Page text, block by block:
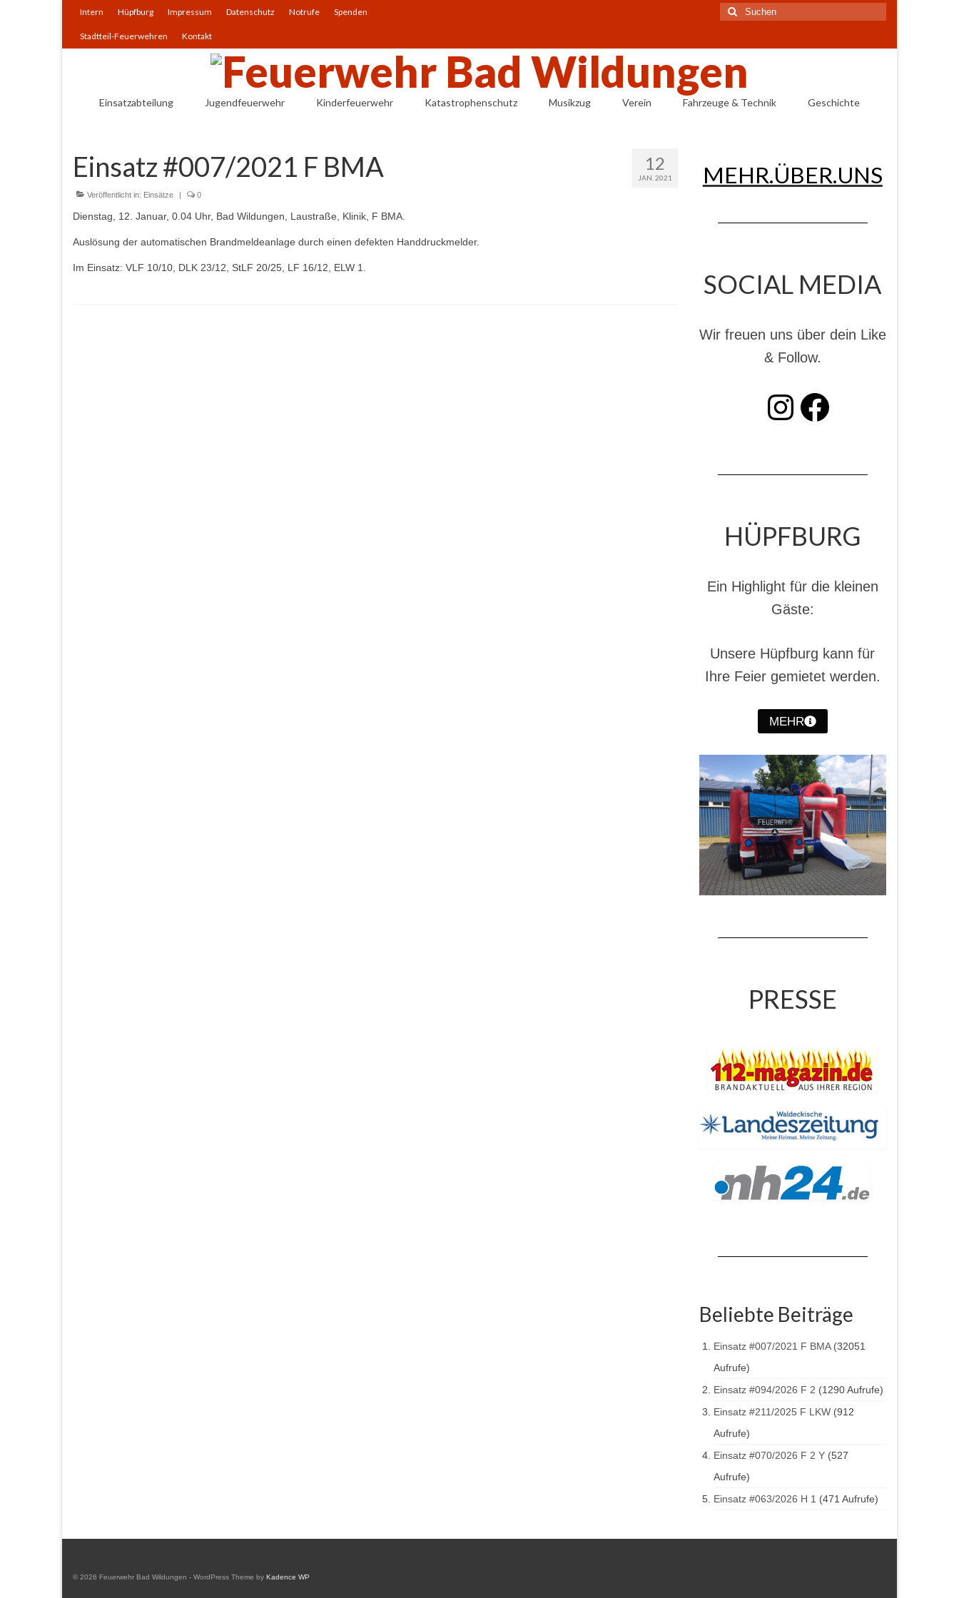
Intern Hüpfburg Impressum Datenschutz Notrufe Spenden
Stadtteil-Feuerwehren Kontakt
Suchen
nach:
Einsatzabteilung Jugendfeuerwehr Kinderfeuerwehr Katastrophenschutz Musikzug Verein Fahrzeuge & Technik Geschichte
12
JAN. 2021
Einsatz #007/2021 F BMA
Veröffentlicht in: Einsätze 0
Dienstag, 12. Januar, 0.04 Uhr, Bad Wildungen, Laustraße, Klinik, F BMA.
Auslösung der automatischen Brandmeldeanlage durch einen defekten Handdruckmelder.
Im Einsatz: VLF 10/10, DLK 23/12, StLF 20/25, LF 16/12, ELW 1.
MEHR.ÜBER.UNS
SOCIAL MEDIA
Wir freuen uns über dein Like
& Follow.
INSTAGRAM Facebook
HÜPFBURG
Ein Highlight für die kleinen
Gäste:
Unsere Hüpfburg kann für
Ihre Feier gemietet werden.
MEHR
PRESSE
Beliebte Beiträge
Einsatz #007/2021 F BMA (32051
Aufrufe)
Einsatz #094/2026 F 2 (1290 Aufrufe)
Einsatz #211/2025 F LKW (912
Aufrufe)
Einsatz #070/2026 F 2 Y (527
Aufrufe)
Einsatz #063/2026 H 1 (471 Aufrufe)
© 2026 Feuerwehr Bad Wildungen - WordPress Theme by Kadence WP